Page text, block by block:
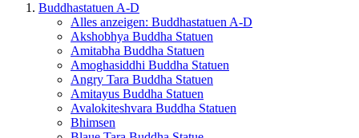
Buddhastatuen A-D
Alles anzeigen: Buddhastatuen A-D
Akshobhya Buddha Statuen
Amitabha Buddha Statuen
Amoghasiddhi Buddha Statuen
Angry Tara Buddha Statuen
Amitayus Buddha Statuen
Avalokiteshvara Buddha Statuen
Bhimsen